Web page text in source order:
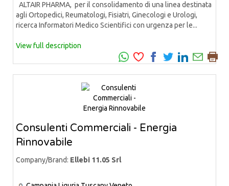
ALTAIR PHARMA, per il consolidamento di una linea destinata
agli Ortopedici, Reumatologi, Fisiatri, Ginecologi e Urologi,
ricerca Informatori Medico Scientifici con urgenza per le...
View full description
Consulenti Commerciali - Energia
Rinnovabile
Company/Brand: Ellebi 11.05 Srl